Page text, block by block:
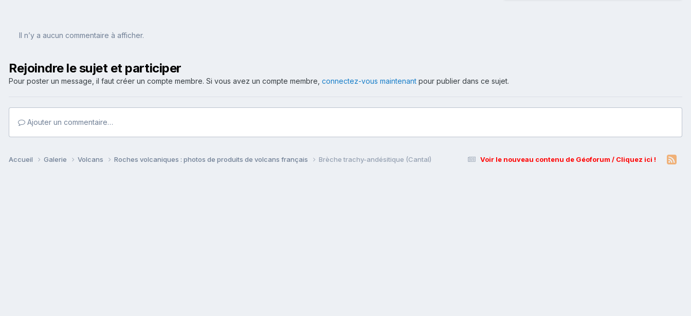
Il n’y a aucun commentaire à afficher.
Rejoindre le sujet et participer
Pour poster un message, il faut créer un compte membre. Si vous avez un compte membre, connectez-vous maintenant pour publier dans ce sujet.
Ajouter un commentaire…
Voir le nouveau contenu de Géoforum / Cliquez ici !
Accueil Galerie Volcans Roches volcaniques : photos de produits de volcans français Brèche trachy-andésitique (Cantal)